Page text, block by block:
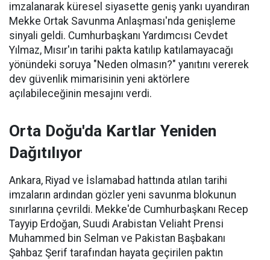
imzalanarak küresel siyasette geniş yankı uyandıran
Mekke Ortak Savunma Anlaşması'nda genişleme
sinyali geldi. Cumhurbaşkanı Yardımcısı Cevdet
Yılmaz, Mısır'ın tarihi pakta katılıp katılamayacağı
yönündeki soruya "Neden olmasın?" yanıtını vererek
dev güvenlik mimarisinin yeni aktörlere
açılabileceğinin mesajını verdi.
Orta Doğu'da Kartlar Yeniden
Dağıtılıyor
Ankara, Riyad ve İslamabad hattında atılan tarihi
imzaların ardından gözler yeni savunma blokunun
sınırlarına çevrildi. Mekke'de Cumhurbaşkanı Recep
Tayyip Erdoğan, Suudi Arabistan Veliaht Prensi
Muhammed bin Selman ve Pakistan Başbakanı
Şahbaz Şerif tarafından hayata geçirilen paktın